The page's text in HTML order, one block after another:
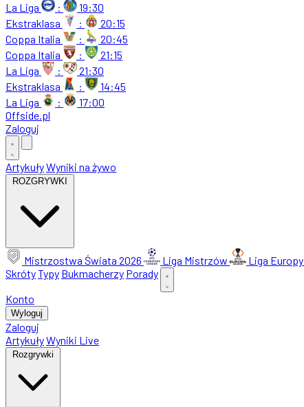
La Liga
:
19:30
Ekstraklasa
:
20:15
Coppa Italia
:
20:45
Coppa Italia
:
21:15
La Liga
:
21:30
Ekstraklasa
:
14:45
La Liga
:
17:00
Offside.pl
Zaloguj
ArtykułyWyniki na żywo
ROZGRYWKI
Mistrzostwa Świata 2026 Liga Mistrzów Liga Europy
SkrótyTypy Bukmacherzy Porady
Konto
Wyloguj
Zaloguj
ArtykułyWyniki Live
Rozgrywki